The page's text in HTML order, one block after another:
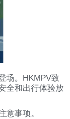
场。HKMPV致
全和出行体验放
意事项。